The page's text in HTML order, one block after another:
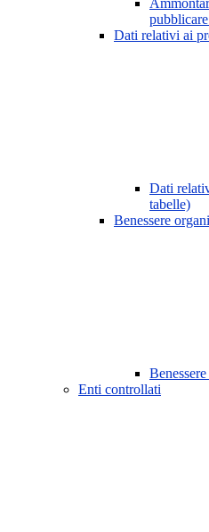
Dati relativi ai
Dati
tabelle)
Benessere
Enti controllati